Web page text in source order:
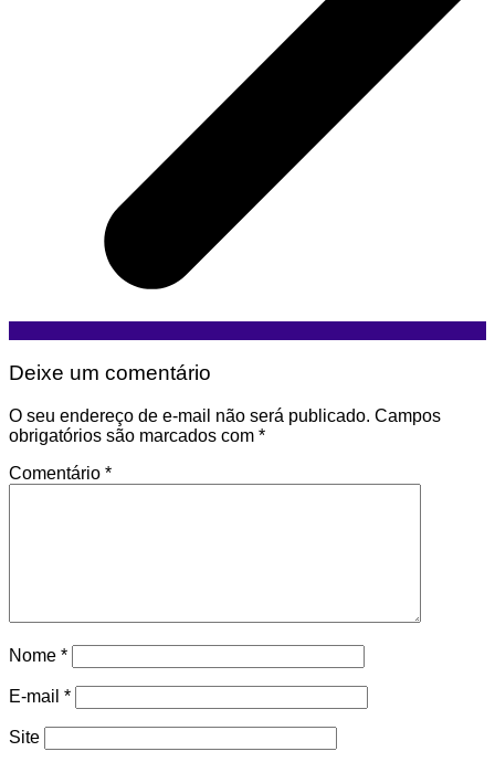
Deixe um comentário
O seu endereço de e-mail não será publicado. Campos
obrigatórios são marcados com *
Comentário *
Nome *
E-mail *
Site